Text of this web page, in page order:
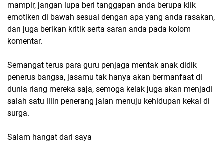
mampir, jangan lupa beri tanggapan anda berupa klik
emotiken di bawah sesuai dengan apa yang anda rasakan,
dan juga berikan kritik serta saran anda pada kolom
komentar.
Semangat terus para guru penjaga mentak anak didik
penerus bangsa, jasamu tak hanya akan bermanfaat di
dunia riang mereka saja, semoga kelak juga akan menjadi
salah satu lilin penerang jalan menuju kehidupan kekal di
surga.
Salam hangat dari saya